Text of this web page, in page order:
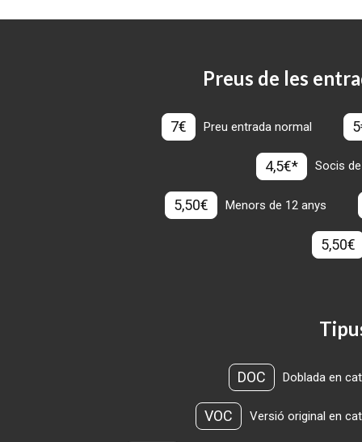
Preus de les
7€ Preu entrada normal
4,5€* Socis
5,50€ Menors de 12 anys
5,50€
DOC Doblada en
VOC Versió original en